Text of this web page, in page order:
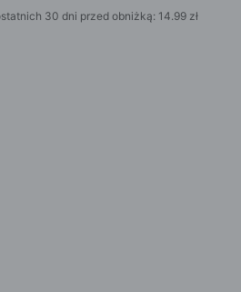
30 dni przed obniżką: 14.99 zł